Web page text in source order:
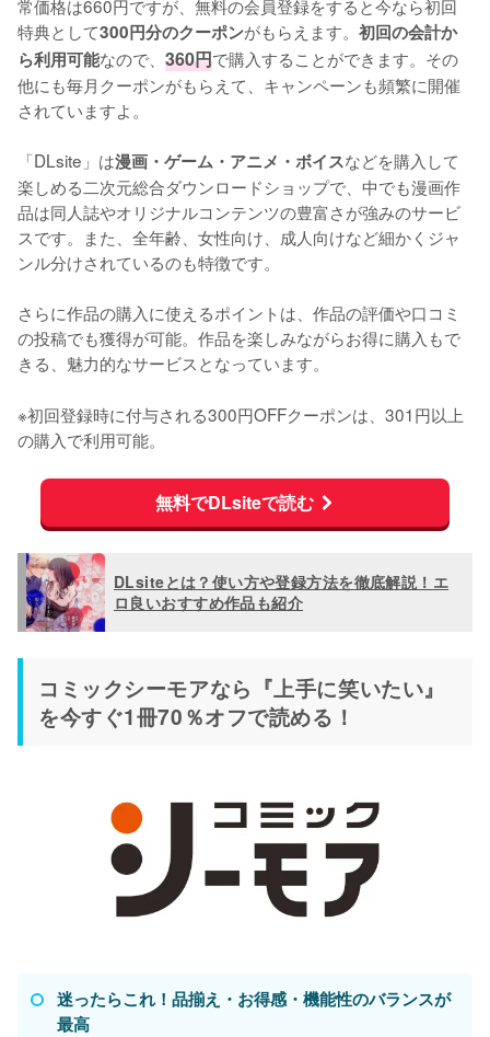
常価格は660円ですが、無料の会員登録をすると今なら初回
特典として300円分のクーポンがもらえます。 初回の会計か
ら利用可能なので、 360円で購入することができます。その
他にも毎月クーポンがもらえて、キャンペーンも頻繁に開催
されていますよ。
「DLsite」は漫画・ゲーム・アニメ・ボイスなどを購入して
楽しめる二次元総合ダウンロードショップで、中でも漫画作
品は同人誌やオリジナルコンテンツの豊富さが強みのサービ
スです。また、全年齢、女性向け、成人向けなど細かくジャ
ンル分けされているのも特徴です。
さらに作品の購入に使えるポイントは、作品の評価や口コミ
の投稿でも獲得が可能。作品を楽しみながらお得に購入もで
きる、魅力的なサービスとなっています。
※初回登録時に付与される300円OFFクーポンは、301円以上
の購入で利用可能。
無料でDLsiteで読む
DLsiteとは？使い方や登録方法を徹底解説！エ
ロ良いおすすめ作品も紹介
コミックシーモアなら『上手に笑いたい』
を今すぐ1冊70％オフで読める！
迷ったらこれ！品揃え・お得感・機能性のバランスが
最高